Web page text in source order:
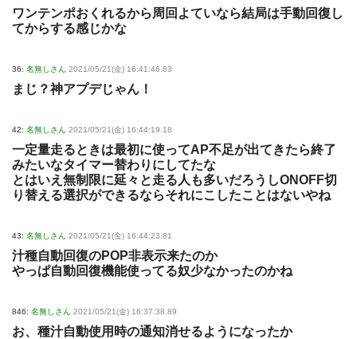
ワンテンポおくれるから周回よていなら結局は手動回復し
てからする感じかな
36: 名無しさん 2021/05/21(金) 16:41:46.83
まじ？神アプデじゃん！
42: 名無しさん 2021/05/21(金) 16:44:19.18
一定量走るときは最初に使ってAP不足が出てきたら終了
みたいなタイマー替わりにしてたな
とはいえ無制限に延々と走る人も多いだろうしONOFF切
り替える選択ができるならそれにこしたことはないやね
43: 名無しさん 2021/05/21(金) 16:44:23.81
汁種自動回復のPOP非表示来たのか
やっぱ自動回復機能使ってる奴少なかったのかね
846: 名無しさん 2021/05/21(金) 16:37:38.89
お、種汁自動使用時の通知消せるようになったか